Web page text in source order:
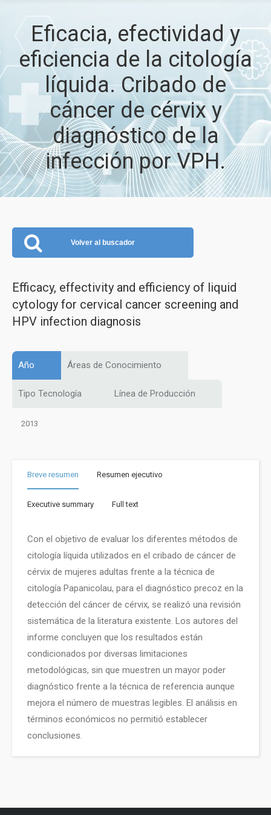
Eficacia, efectividad y
eficiencia de la citología
líquida. Cribado de
cáncer de cérvix y
diagnóstico de la
infección por VPH.
Volver al buscador
Efficacy, effectivity and efficiency of liquid
cytology for cervical cancer screening and
HPV infection diagnosis
Año Áreas de Conocimiento
Tipo Tecnología Línea de Producción
2013
Breve resumen Resumen ejecutivo
Executive summary Full text
Con el objetivo de evaluar los diferentes métodos de
citología líquida utilizados en el cribado de cáncer de
cérvix de mujeres adultas frente a la técnica de
citología Papanicolau, para el diagnóstico precoz en la
detección del cáncer de cérvix, se realizó una revisión
sistemática de la literatura existente. Los autores del
informe concluyen que los resultados están
condicionados por diversas limitaciones
metodológicas, sin que muestren un mayor poder
diagnóstico frente a la técnica de referencia aunque
mejora el número de muestras legibles. El análisis en
términos económicos no permitió establecer
conclusiones.